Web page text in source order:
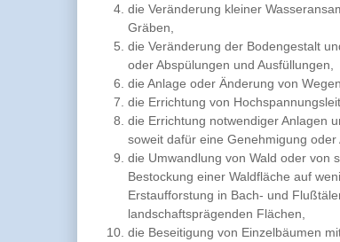
die Veränderung kleiner
Gräben,
die Veränderung der Bodengestalt
oder Abspülungen und Ausfüllungen,
die Anlage oder Änderung von
die Errichtung von
die Errichtung notwendiger Anlagen
soweit dafür eine Genehmigung
die Umwandlung von Wald oder von
Bestockung einer Waldfläche auf
Erstaufforstung in Bach- und
landschaftsprägenden Flächen,
die Beseitigung von Einzelbäumen